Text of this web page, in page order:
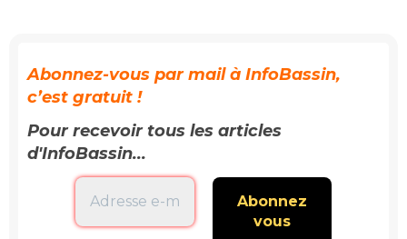
Abonnez-vous par mail à InfoBassin,
c’est gratuit !
Pour recevoir tous les articles
d'InfoBassin...